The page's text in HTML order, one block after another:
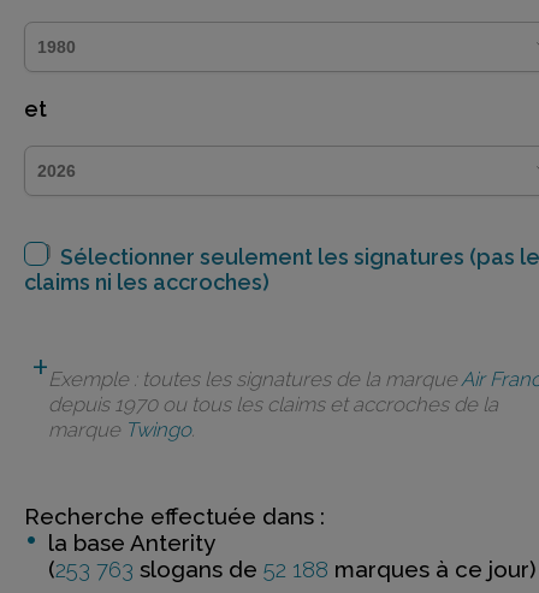
et
Sélectionner seulement les signatures (pas
claims ni les accroches)
Exemple : toutes les signatures de la marqueAir
depuis 1970 ou tous les claims et accroches de la
marque Twingo.
Recherche effectuée dans :
la base Anterity
(253 763 slogans de 52 188 marques à ce jour)